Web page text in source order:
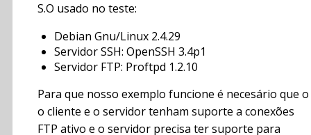
S.O usado no teste:
Debian Gnu/Linux 2.4.29
Servidor SSH: OpenSSH 3.4p1
Servidor FTP: Proftpd 1.2.10
Para que nosso exemplo funcione é necesário que o
o cliente e o servidor tenham suporte a conexões
FTP ativo e o servidor precisa ter suporte para